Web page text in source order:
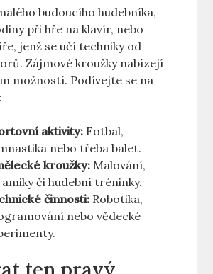
budoucího hudebníka,
při hře na klavír, nebo
jenž se učí techniky od
Zájmové kroužky nabízejí
možností. Podívejte se na
aktivity: Fotbal,
nebo třeba balet.
kroužky: Malování,
či hudební tréninky.
činnosti: Robotika,
nebo vědecké